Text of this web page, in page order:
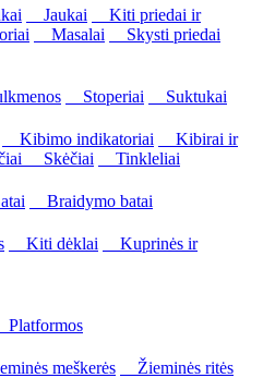
Jaukai
Kiti priedai ir
Masalai
Skysti priedai
Stoperiai
Suktukai
Kibimo indikatoriai
Kibirai ir
Skėčiai
Tinkleliai
Braidymo batai
Kiti dėklai
Kuprinės ir
Platformos
meškerės
Žieminės ritės